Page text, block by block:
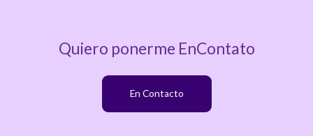
Quiero ponerme EnContato
En Contacto